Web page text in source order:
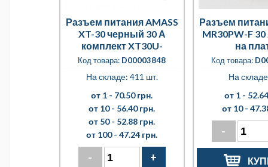
Разъем питания AMASS
XT-30 черный 30 А
комплект XT30U-
M+XT30U-F
Код товара: D00003848
На складе: 411 шт.
от 1 - 70.50 грн.
от 10 - 56.40 грн.
от 50 - 52.88 грн.
от 100 - 47.24 грн.
- +
Разъем
MR30PW-F
на
Код товара:
На
от 1 -
от 10 -
-